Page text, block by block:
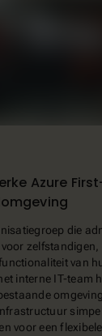
Azure
die
van
interne IT-team
voor een